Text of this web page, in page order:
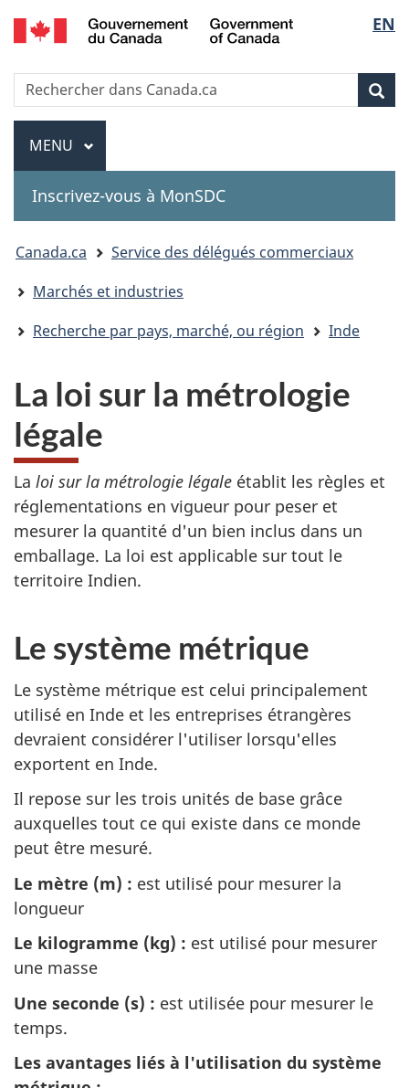
Passer
au
principal
Passer
à
Au
sujet
»
Passer
à
version
HTML
de
la
EN
Government
Recherche
Rechercher
dans
Canada.ca
Menu
MENU PRINCIPAL
Inscrivez-vous à MonSDC
You
are
here:
Canada.ca
Service des délégués commerciaux
Marchés et industries
Recherche par pays, marché, ou région
Inde
La loi sur la métrologie
légale
La loi sur la métrologie légale établit les règles et
réglementations en vigueur pour peser et
mesurer la quantité d'un bien inclus dans un
emballage. La loi est applicable sur tout le
territoire Indien.
Le système métrique
Le système métrique est celui principalement
utilisé en Inde et les entreprises étrangères
devraient considérer l'utiliser lorsqu'elles
exportent en Inde.
Il repose sur les trois unités de base grâce
auxquelles tout ce qui existe dans ce monde
peut être mesuré.
Le mètre (m) : est utilisé pour mesurer la
longueur
Le kilogramme (kg) : est utilisé pour mesurer
une masse
Une seconde (s) : est utilisée pour mesurer le
temps.
Les avantages liés à l'utilisation du système